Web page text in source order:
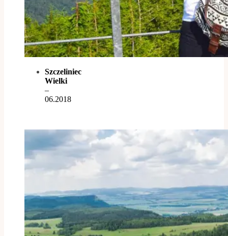
Szczeliniec
Wielki
–
06.2018